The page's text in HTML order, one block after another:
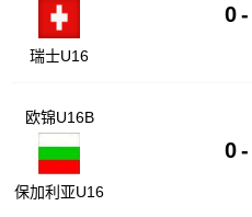
瑞士U16
0 -
欧锦U16B
保加利亚U16
0 -